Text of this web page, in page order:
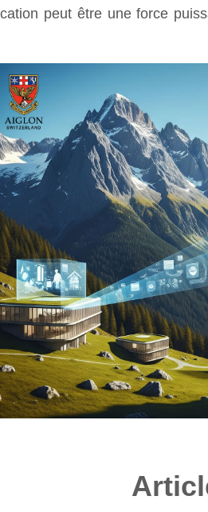
peut être une force